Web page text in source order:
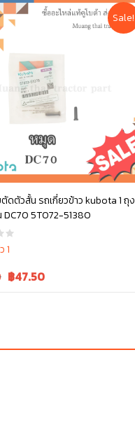
Sale!
ดตัวสั้น รถเกี่ยวข้าว kubota 1 ถุง
10 ตัว รุ่น DC70 5T072-51380
1
Current
฿47.50
หยิบใส่ตะกร้า